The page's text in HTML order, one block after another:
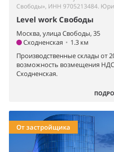
Свободы», ИНН 9705213484.
Level work Свободы
Москва, улица Свободы, 35
Сходненская • 1.3 км
Производственные склады от
возможность возмещения
Сходненская.
От застройщика